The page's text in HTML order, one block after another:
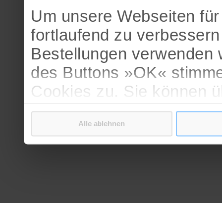
Um unsere Webseiten
fortlaufend zu
Bestellungen
des Buttons »OK«
Cookies zu. Sie können
verschiedenen Cookies
bestätigen.
Weitere Informationen
Alle ablehnen